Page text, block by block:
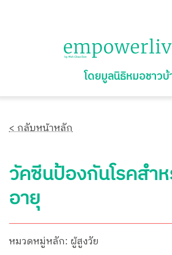
โดยมูลนิธิหมอชาวบ้
< กลับหน้าหลัก
วัคซีนป้องกันโรคสำ
อายุ
หมวดหมู่หลัก: ผู้สูงวัย